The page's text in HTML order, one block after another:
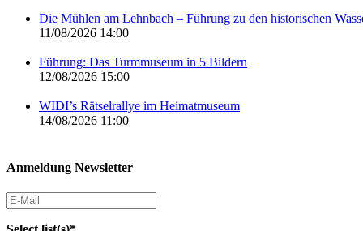
Die Mühlen am Lehnbach – Führung zu den historischen
11/08/2026 14:00
Führung: Das Turmmuseum in 5 Bildern
12/08/2026 15:00
WIDI’s Rätselrallye im Heimatmuseum
14/08/2026 11:00
Anmeldung Newsletter